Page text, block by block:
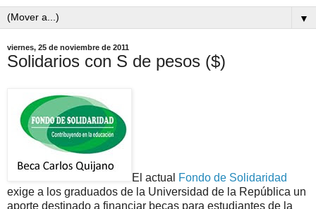
▼
viernes, 25 de noviembre de 2011
Solidarios con S de pesos ($)
El actual
Fondo de Solidaridad
exige a los graduados de la Universidad de la República un
aporte destinado a financiar becas para estudiantes de la